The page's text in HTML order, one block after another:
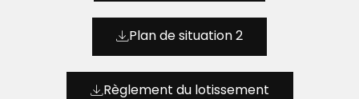
Plan de situation 2
Règlement du lotissement